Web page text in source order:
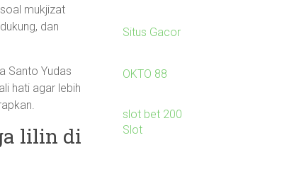
mukjizat
dan
Santo Yudas
hati agar lebih
lilin di
Situs Gacor
OKTO 88
slot bet 200
Slot